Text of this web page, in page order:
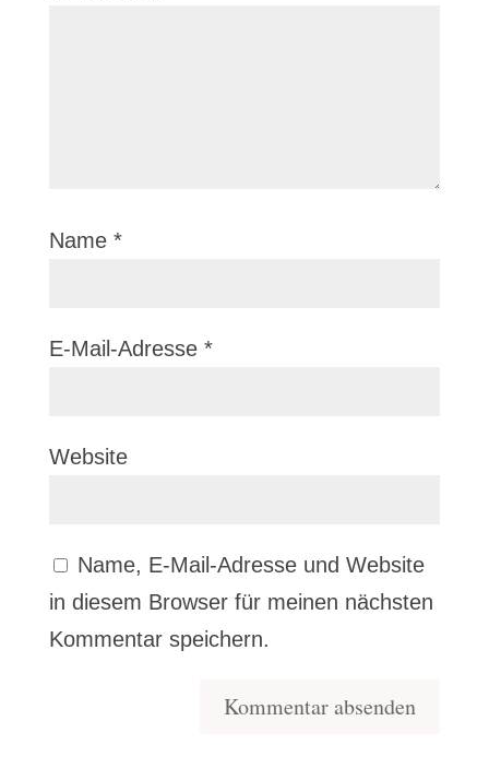
Name *
E-Mail-Adresse *
Website
Name, E-Mail-Adresse und Website
in diesem Browser für meinen nächsten
Kommentar speichern.